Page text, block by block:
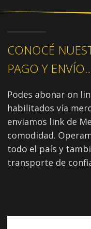
CONOCÉ
PAGO Y
Podes abonar on
habilitados vía
enviamos link de
comodidad.
todo el país y
transporte de